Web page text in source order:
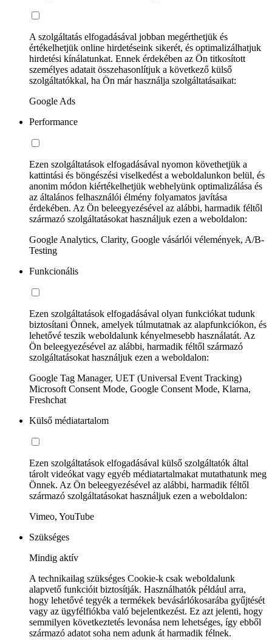
A szolgáltatás elfogadásával jobban megérthetjük és
értékelhetjük online hirdetéseink sikerét, és optimalizálhatjuk
hirdetési kínálatunkat. Ennek érdekében az Ön titkosított
személyes adatait összehasonlítjuk a következő külső
szolgáltatókkal, ha Ön már használja szolgáltatásaikat:
Google Ads
Performance
Ezen szolgáltatások elfogadásával nyomon követhetjük a
kattintási és böngészési viselkedést a weboldalunkon belül, és
anonim módon kiértékelhetjük webhelyünk optimalizálása és
az általános felhasználói élmény folyamatos javítása
érdekében. Az Ön beleegyezésével az alábbi, harmadik féltől
származó szolgáltatásokat használjuk ezen a weboldalon:
Google Analytics, Clarity, Google vásárlói vélemények, A/B-
Testing
Funkcionális
Ezen szolgáltatások elfogadásával olyan funkciókat tudunk
biztosítani Önnek, amelyek túlmutatnak az alapfunkciókon, és
lehetővé teszik weboldalunk kényelmesebb használatát. Az
Ön beleegyezésével az alábbi, harmadik féltől származó
szolgáltatásokat használjuk ezen a weboldalon:
Google Tag Manager, UET (Universal Event Tracking)
Microsoft Consent Mode, Google Consent Mode, Klarna,
Freshchat
Külső médiatartalom
Ezen szolgáltatások elfogadásával külső szolgáltatók által
tárolt videókat vagy egyéb médiatartalmakat mutathatunk meg
Önnek. Az Ön beleegyezésével az alábbi, harmadik féltől
származó szolgáltatásokat használjuk ezen a weboldalon:
Vimeo, YouTube
Szükséges
Mindig aktív
A technikailag szükséges Cookie-k csak weboldalunk
alapvető funkcióit biztosítják. Használhatók például arra,
hogy lehetővé tegyék a termékek bevásárlókosarába gyűjtését
vagy az ügyfélfiókba való bejelentkezést. Ez azt jelenti, hogy
semmilyen következtetés levonása nem lehetséges, így ebből
származó adatot soha nem adunk át harmadik félnek.